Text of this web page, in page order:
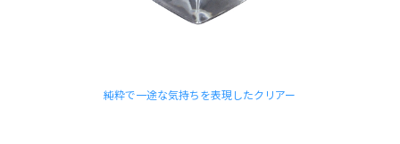
純粋で一途な気持ちを表現したクリアー